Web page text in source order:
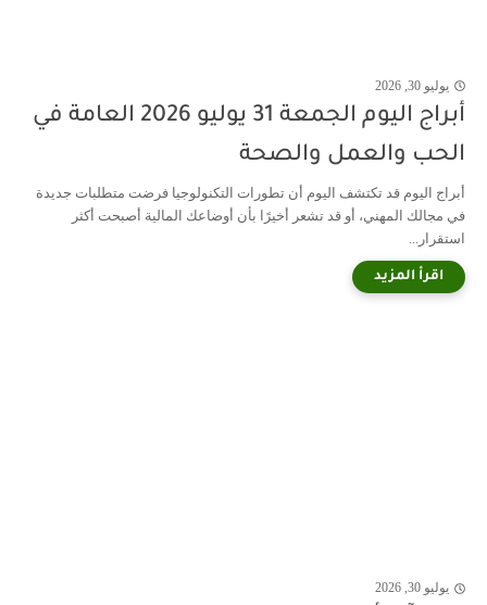
يوليو 30, 2026
أبراج اليوم الجمعة 31 يوليو 2026 العامة في
الحب والعمل والصحة
أبراج اليوم قد تكتشف اليوم أن تطورات التكنولوجيا فرضت متطلبات جديدة
في مجالك المهني، أو قد تشعر أخيرًا بأن أوضاعك المالية أصبحت أكثر
استقرار...
يوليو 30, 2026